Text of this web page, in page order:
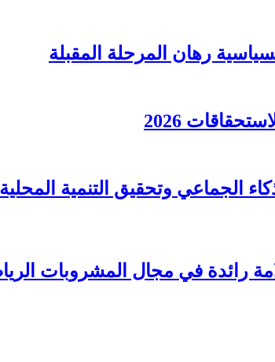
رهان المرحلة المقبلة
2026
رائدة في مجال المشروبات